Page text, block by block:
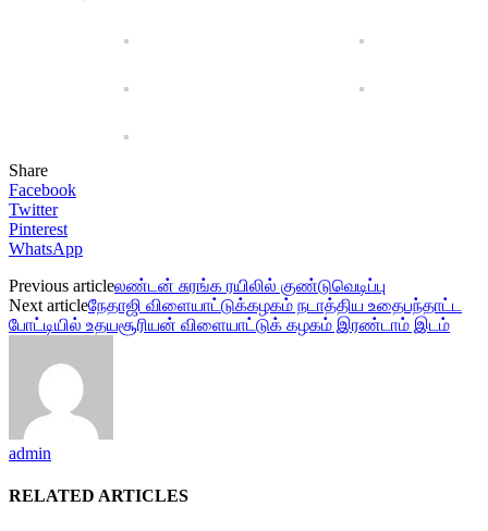
Share
Facebook
Twitter
Pinterest
WhatsApp
Previous articleலண்டன் சுரங்க ரயிலில் குண்டுவெடிப்பு
Next articleநேதாஜி விளையாட்டுக்கழகம் நடாத்திய உதைபந்தாட்ட
போட்டியில் உதயசூரியன் விளையாட்டுக் கழகம் இரண்டாம் இடம்
admin
RELATED ARTICLES